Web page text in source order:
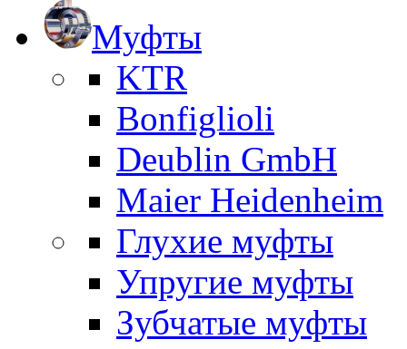
Муфты
KTR
Bonfiglioli
Deublin GmbH
Maier Heidenheim
Глухие муфты
Упругие муфты
Зубчатые муфты